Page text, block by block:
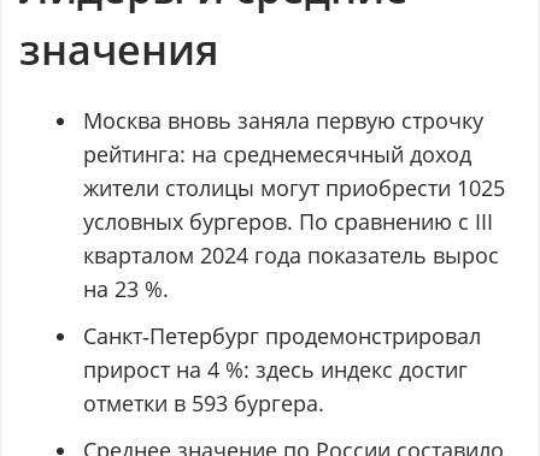
значения
Москва вновь заняла первую строчку
рейтинга: на среднемесячный доход
жители столицы могут приобрести 1025
условных бургеров. По сравнению с III
кварталом 2024 года показатель вырос
на 23 %.
Санкт‑Петербург продемонстрировал
прирост на 4 %: здесь индекс достиг
отметки в 593 бургера.
Среднее значение по России составило